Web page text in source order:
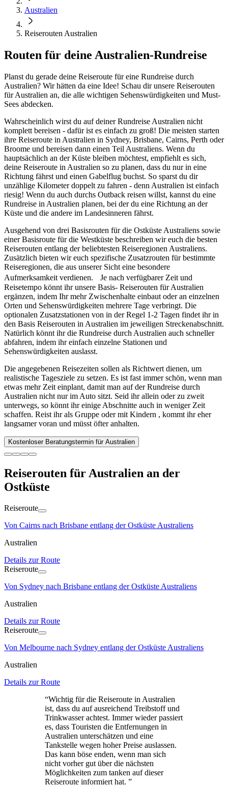
Australien
Reiserouten Australien
Routen für deine Australien-Rundreise
Planst du gerade deine Reiseroute für eine Rundreise durch
Australien? Wir hätten da eine Idee! Schau dir unsere Reiserouten
für Australien an, die alle wichtigen Sehenswürdigkeiten und Must-
Sees abdecken.
Wahrscheinlich wirst du auf deiner Rundreise Australien nicht
komplett bereisen - dafür ist es einfach zu groß! Die meisten starten
ihre Reiseroute in Australien in Sydney, Brisbane, Cairns, Perth oder
Broome und bereisen dann einen Teil Australiens. Wenn du
hauptsächlich an der Küste bleiben möchtest, empfiehlt es sich,
deine Reiseroute in Australien so zu planen, dass du nur in eine
Richtung fährst und einen Gabelflug buchst. So sparst du dir
unzählige Kilometer doppelt zu fahren - denn Australien ist einfach
riesig! Wenn du auch durchs Outback reisen willst, kannst du eine
Rundreise in Australien planen, bei der du eine Richtung an der
Küste und die andere im Landesinneren fährst.
Ausgehend von drei Basisrouten für die Ostküste Australiens sowie
einer Basisroute für die Westküste beschreiben wir euch die besten
Reiserouten entlang der beliebtesten Reiseregionen Australiens.
Zusätzlich bieten wir euch spezifische Zusatzrouten für bestimmte
Reiseregionen, die aus unserer Sicht eine besondere
Aufmerksamkeit verdienen. Je nach verfügbarer Zeit und
Reisetempo könnt ihr unsere Basis- Reiserouten für Australien
ergänzen, indem Ihr mehr Zwischenhalte einbaut oder an einzelnen
Orten und Sehenswürdigkeiten mehrere Tage verbringt. Die
optionalen Zusatzstationen von in der Regel 1-2 Tagen findet ihr in
den Basis Reiserouten in Australien im jeweiligen Streckenabschnitt.
Natürlich könnt ihr die Rundreise durch Australien auch schneller
abfahren, indem ihr einfach einzelne Stationen und
Sehenswürdigkeiten auslasst.
Die angegebenen Reisezeiten sollen als Richtwert dienen, um
realistische Tagesziele zu setzen. Es ist fast immer schön, wenn man
etwas mehr Zeit einplant, damit man auf der Rundreise durch
Australien nicht nur im Auto sitzt. Seid ihr allein oder zu zweit
unterwegs, so könnt ihr einige Abschnitte auch in weniger Zeit
schaffen. Reist ihr als Gruppe oder mit Kindern , kommt ihr eher
langsamer voran und müsst öfter anhalten.
Kostenloser Beratungstermin für Australien
Reiserouten für Australien an der
Ostküste
Reiseroute
Von Cairns nach Brisbane entlang der Ostküste Australiens
Australien
Details zur Route
Reiseroute
Von Sydney nach Brisbane entlang der Ostküste Australiens
Australien
Details zur Route
Reiseroute
Von Melbourne nach Sydney entlang der Ostküste Australiens
Australien
Details zur Route
“Wichtig für die Reiseroute in Australien
ist, dass du auf ausreichend Treibstoff und
Trinkwasser achtest. Immer wieder passiert
es, dass Touristen die Entfernungen in
Australien unterschätzen und eine
Tankstelle wegen hoher Preise auslassen.
Das kann böse enden, wenn man sich
nicht vorher gut über die nächsten
Möglichkeiten zum tanken auf dieser
Reiseroute informiert hat. ”